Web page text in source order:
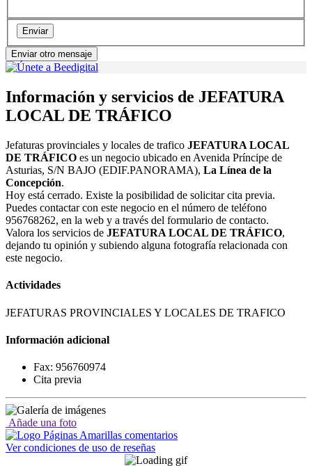
Enviar
Enviar otro mensaje
Información y servicios de JEFATURA
LOCAL DE TRÁFICO
Jefaturas provinciales y locales de trafico JEFATURA LOCAL
DE TRÁFICO es un negocio ubicado en Avenida Príncipe de
Asturias, S/N BAJO (EDIF.PANORAMA), La Línea de la
Concepción.
Hoy está cerrado. Existe la posibilidad de solicitar cita previa.
Puedes contactar con este negocio en el número de teléfono
956768262, en la web y a través del formulario de contacto.
Valora los servicios de JEFATURA LOCAL DE TRÁFICO,
dejando tu opinión y subiendo alguna fotografía relacionada con
este negocio.
Actividades
JEFATURAS PROVINCIALES Y LOCALES DE TRAFICO
Información adicional
Fax: 956760974
Cita previa
Añade una foto
Ver condiciones de uso de reseñas